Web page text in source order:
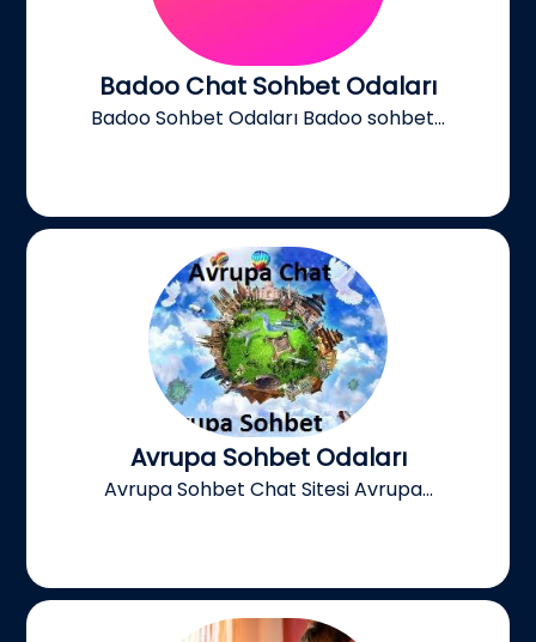
Badoo Chat Sohbet Odaları
Badoo Sohbet Odaları Badoo sohbet...
Avrupa Sohbet Odaları
Avrupa Sohbet Chat Sitesi Avrupa...